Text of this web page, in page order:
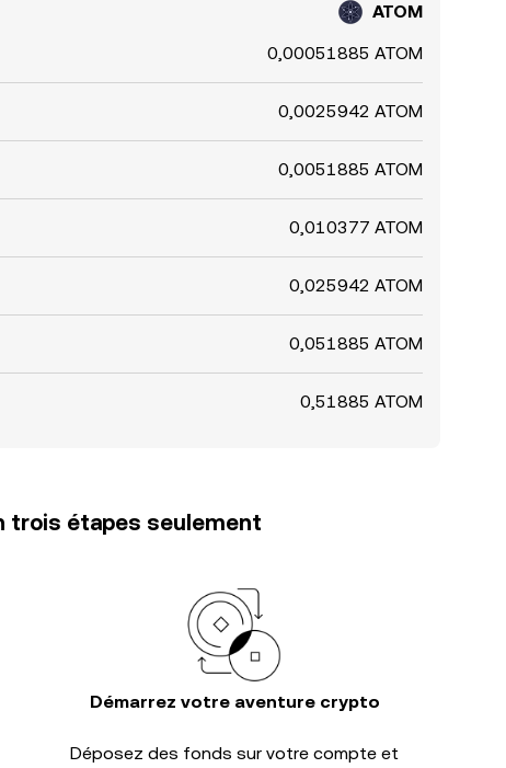
ATOM
0,00051885 ATOM
0,0025942 ATOM
0,0051885 ATOM
0,010377 ATOM
0,025942 ATOM
0,051885 ATOM
0,51885 ATOM
trois étapes seulement
Démarrez votre aventure crypto
Déposez des fonds sur votre compte et